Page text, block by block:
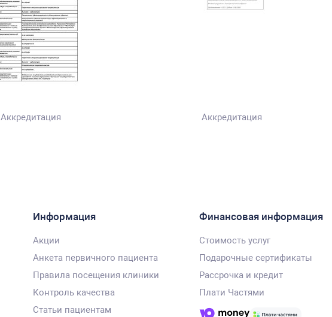
Аккредитация Аккредитация
Информация
Акции
Анкета первичного пациента
Правила посещения клиники
Контроль качества
Статьи пациентам
Финансовая информация
Стоимость услуг
Подарочные сертификаты
Рассрочка и кредит
Плати Частями